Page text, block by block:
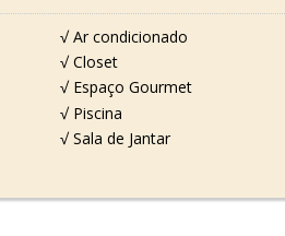
√ Ar condicionado
√ Closet
√ Espaço Gourmet
√ Piscina
√ Sala de Jantar